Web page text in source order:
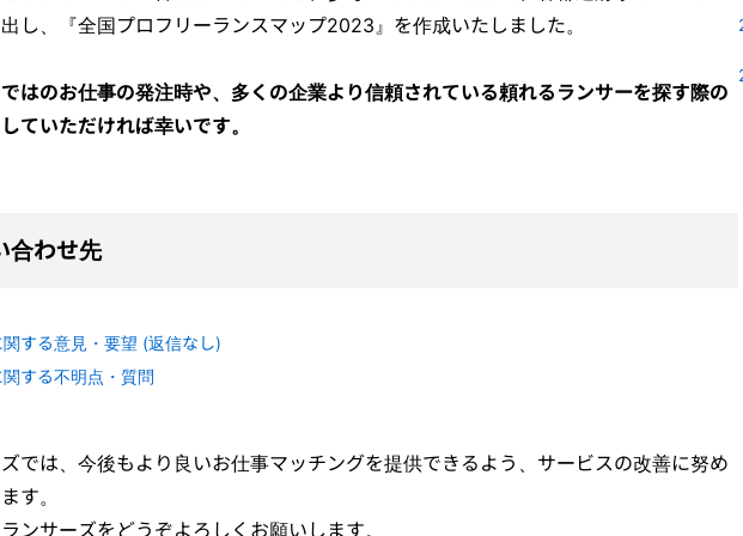
し、『全国プロフリーランスマップ2023』を作成いたしました。
はのお仕事の発注時や、多くの企業より信頼されている頼れるランサーを探す際の
ていただければ幸いです。
合わせ先
する意見・要望 (返信なし)
する不明点・質問
では、今後もより良いお仕事マッチングを提供できるよう、サービスの改善に努め
す。
ンサーズをどうぞよろしくお願いします。